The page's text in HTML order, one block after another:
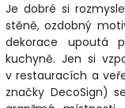
Je dobré si
stěně, ozdobný
dekorace upoutá
kuchyně. Jen si
v restauracích a
značky DecoSign)